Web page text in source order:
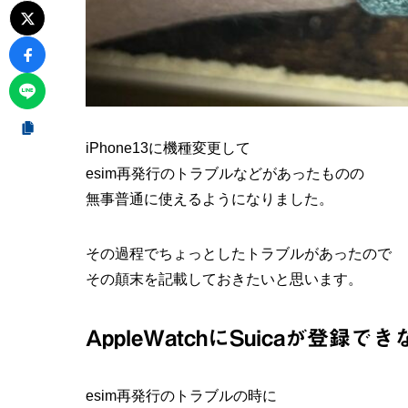
iPhone13に機種変更して
esim再発行のトラブルなどがあったものの
無事普通に使えるようになりました。
その過程でちょっとしたトラブルがあったので
その顛末を記載しておきたいと思います。
AppleWatchにSuicaが登録でき
esim再発行のトラブルの時に